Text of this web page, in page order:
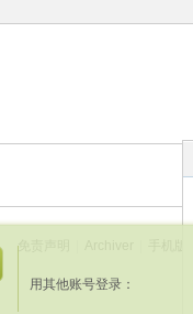
用其他账号登录：
免责声明